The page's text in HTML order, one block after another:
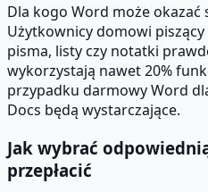
Dla kogo Word może
Użytkownicy domowi
pisma, listy czy notatki
wykorzystają nawet 20%
przypadku darmowy Word
Docs będą wystarczające.
Jak wybrać
przepłacić